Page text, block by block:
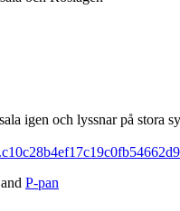
igen och lyssnar på stora
and P-pan